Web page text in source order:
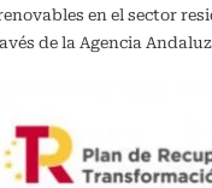
en el sector
de la Agencia